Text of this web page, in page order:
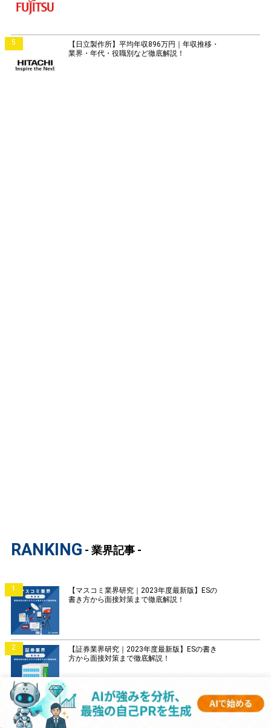
5
【日立製作所】平均年収896万円｜年収推移・
業界・年代・役職別など徹底解説！
RANKING - 業界記事 -
1
【マスコミ業界研究｜2023年度最新版】ESの
書き方から面接対策まで徹底解説！
2
【証券業界研究｜2023年度最新版】ESの書き
方から面接対策まで徹底解説！
3
【銀行業界研究｜2023年度最新版】ESの書き
方から面接対策まで徹底解説！